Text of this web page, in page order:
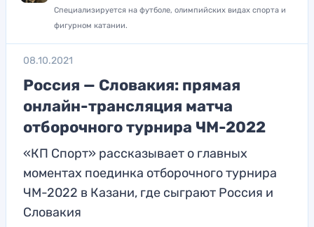
Специализируется на футболе, олимпийских видах спорта и
фигурном катании.
08.10.2021
Россия — Словакия: прямая
онлайн-трансляция матча
отборочного турнира ЧМ-2022
«КП Спорт» рассказывает о главных
моментах поединка отборочного турнира
ЧМ-2022 в Казани, где сыграют Россия и
Словакия